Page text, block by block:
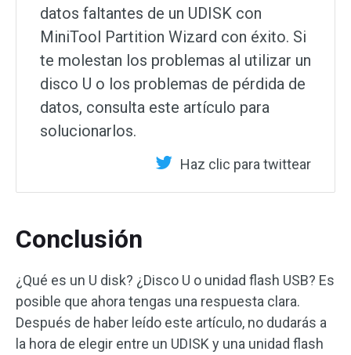
datos faltantes de un UDISK con
MiniTool Partition Wizard con éxito. Si
te molestan los problemas al utilizar un
disco U o los problemas de pérdida de
datos, consulta este artículo para
solucionarlos.
Haz clic para twittear
Conclusión
¿Qué es un U disk? ¿Disco U o unidad flash USB? Es
posible que ahora tengas una respuesta clara.
Después de haber leído este artículo, no dudarás a
la hora de elegir entre un UDISK y una unidad flash